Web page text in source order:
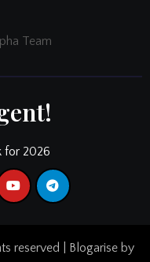
Team
for 2026
reserved Blogariseby